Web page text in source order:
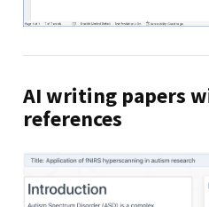
AI writing papers
references